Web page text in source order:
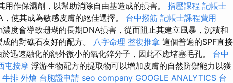
用作保濕劑，以幫助消除自由基造成的損害。 指壓課程 記帳士
使其成為敏感皮膚的絕佳選擇。 台中撥筋 記帳士課程費用
度會導致珊瑚的長期DNA損害，從而阻止其建立風暴，沉積和
的對礁石友好的配方。
八字命理 整復推拿 這個普遍的SPF直接
於迅速融化的額外微小的氧化鋅分子，因此不應堵塞毛孔。 台中
屯按摩 浮游生物配方的提取物可以增加皮膚的自然防禦能力以獲
牛排 外燴 台胞證申請 seo company GOOGLE ANALYTICS 台